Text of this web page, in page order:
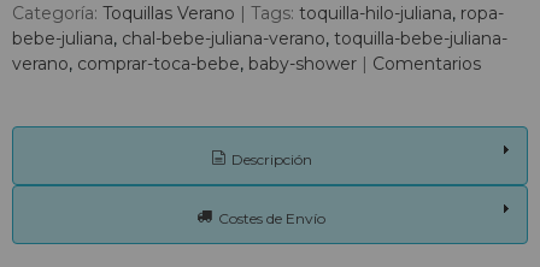
Categoría: Toquillas Verano | Tags: toquilla-hilo-juliana ropa-
bebe-juliana chal-bebe-juliana-verano toquilla-bebe-juliana-
verano comprar-toca-bebe baby-shower | Comentarios
Descripción
Costes de Envío